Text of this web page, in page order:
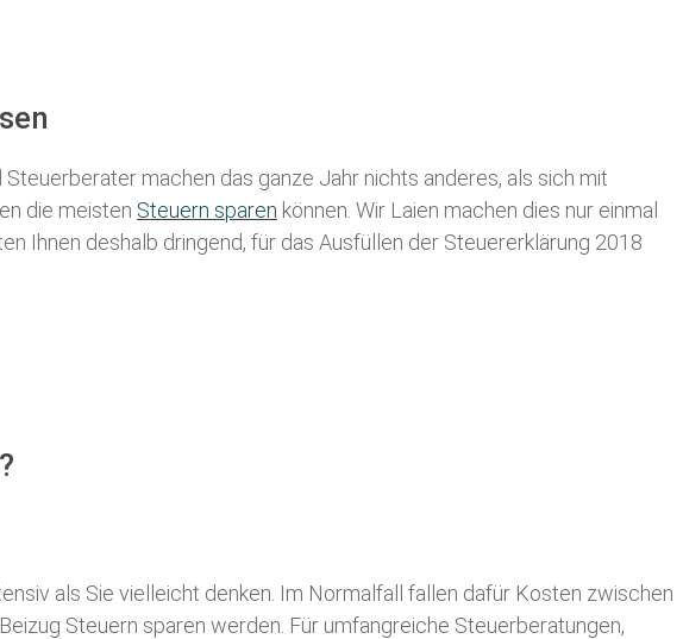
machen das ganze Jahr nichts anderes, als sich mit
die meisten Steuern sparen können. Wir Laien machen dies nur einmal
Ihnen deshalb dringend, für das Ausfüllen der Steuererklärung 2018
als Sie vielleicht denken. Im Normalfall fallen dafür Kosten zwischen
Steuern sparen werden. Für umfangreiche Steuerberatungen,